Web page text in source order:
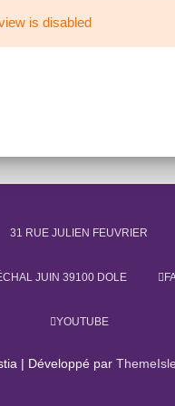
is disabled
31 RUE JULIEN FEUVRIER
JUIN 39100 DOLE
YOUTUBE
| Développé par ThemeIsle